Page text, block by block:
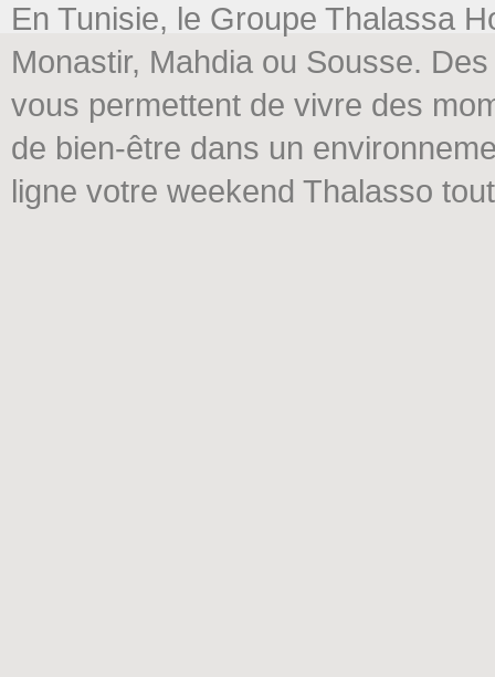
En Tunisie, le Groupe Thalassa
Monastir, Mahdia ou Sousse.
vous permettent de vivre des
de bien-être dans un
ligne votre weekend Thalasso